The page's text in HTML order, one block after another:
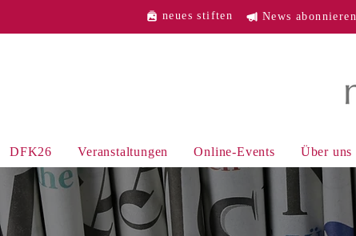
neues stiften News abonnieren
DFK26 Veranstaltungen Online-Events Über uns